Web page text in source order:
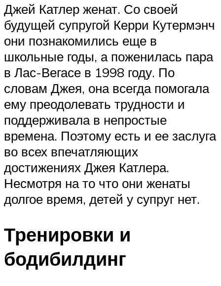
Джей Катлер женат. Со своей
будущей супругой Керри Кутермэнч
они познакомились еще в
школьные годы, а поженилась пара
в Лас-Вегасе в 1998 году. По
словам Джея, она всегда помогала
ему преодолевать трудности и
поддерживала в непростые
времена. Поэтому есть и ее заслуга
во всех впечатляющих
достижениях Джея Катлера.
Несмотря на то что они женаты
долгое время, детей у супруг нет.
Тренировки и
бодибилдинг